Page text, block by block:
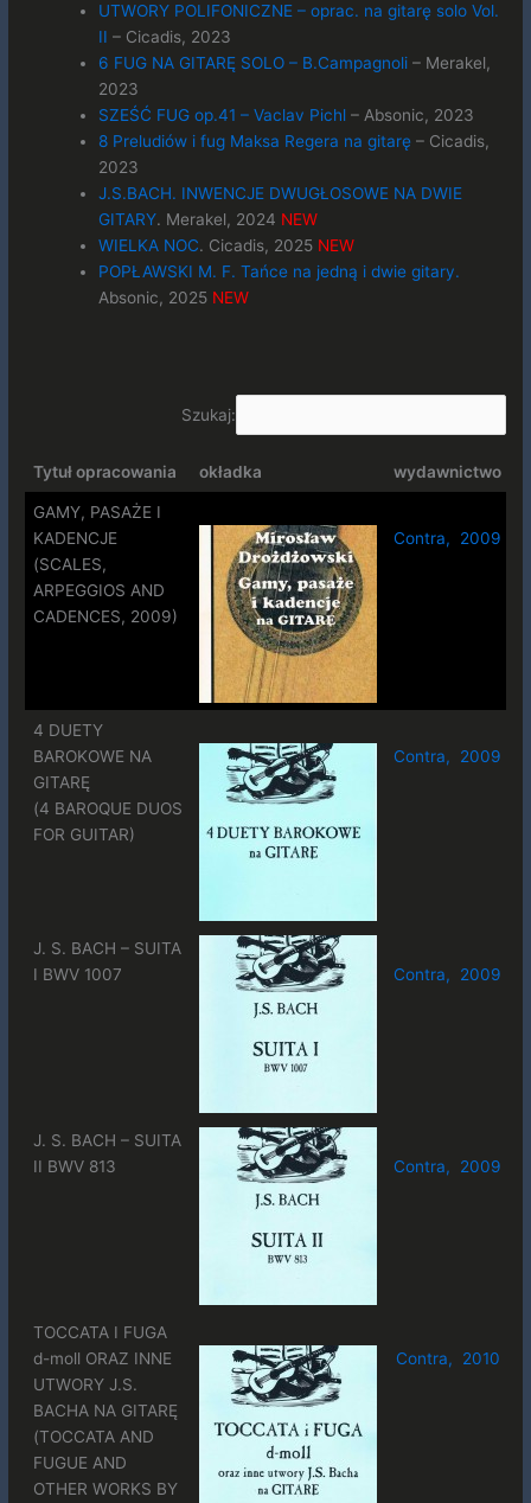
UTWORY POLIFONICZNE – oprac. na gitarę solo Vol.
II – Cicadis, 2023
6 FUG NA GITARĘ SOLO – B.Campagnoli– Merakel,
2023
SZEŚĆ FUG op.41 – Vaclav Pichl– Absonic, 2023
8 Preludiów i fug Maksa Regera na gitarę– Cicadis,
2023
J.S.BACH. INWENCJE DWUGŁOSOWE NA DWIE
GITARY. Merakel, 2024 NEW
WIELKA NOC. Cicadis, 2025 NEW
POPŁAWSKI M. F. Tańce na jedną i dwie gitary.
Absonic, 2025 NEW
Szukaj:
Tytuł opracowania okładka
wydawnictwo
Tytuł opracowania
GAMY, PASAŻE I
KADENCJE
(SCALES,
ARPEGGIOS AND
CADENCES, 2009)
Contra, 2009
4 DUETY
BAROKOWE NA
GITARĘ
(4 BAROQUE DUOS
FOR GUITAR)
Contra, 2009
J. S. BACH – SUITA
I BWV 1007
Contra, 2009
J. S. BACH – SUITA
II BWV 813
Contra, 2009
TOCCATA I FUGA
d-moll ORAZ INNE
UTWORY J.S.
BACHA NA GITARĘ
(TOCCATA AND
FUGUE AND
OTHER WORKS BY
Contra, 2010